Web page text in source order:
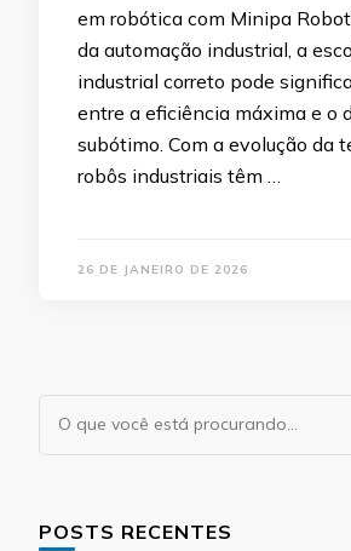
em robótica com Minipa
da automação industrial, a
industrial correto pode
entre a eficiência máxima e o
subótimo. Com a evolução da
robôs industriais têm …
26 DE JANEIRO DE 2026
Procurando
algo?
POSTS RECENTES